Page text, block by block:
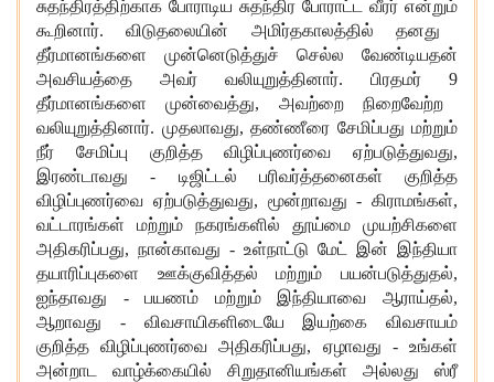
சுதந்திரத்திற்காக போராடிய சுதந்திர போராட்ட வீரர் என்றும்
கூறினார். விடுதலையின் அமிர்தகாலத்தில் தனது
தீர்மானங்களை முன்னெடுத்துச் செல்ல வேண்டியதன்
அவசியத்தை அவர் வலியுறுத்தினார். பிரதமர் 9
தீர்மானங்களை முன்வைத்து, அவற்றை நிறைவேற்ற
வலியுறுத்தினார். முதலாவது, தண்ணீரை சேமிப்பது மற்றும்
நீர் சேமிப்பு குறித்த விழிப்புணர்வை ஏற்படுத்துவது,
இரண்டாவது - டிஜிட்டல் பரிவர்த்தனைகள் குறித்த
விழிப்புணர்வை ஏற்படுத்துவது, மூன்றாவது - கிராமங்கள்,
வட்டாரங்கள் மற்றும் நகரங்களில் தூய்மை முயற்சிகளை
அதிகரிப்பது, நான்காவது - உள்நாட்டு மேட் இன் இந்தியா
தயாரிப்புகளை ஊக்குவித்தல் மற்றும் பயன்படுத்துதல்,
ஐந்தாவது - பயணம் மற்றும் இந்தியாவை ஆராய்தல்,
ஆறாவது - விவசாயிகளிடையே இயற்கை விவசாயம்
குறித்த விழிப்புணர்வை அதிகரிப்பது, ஏழாவது - உங்கள்
அன்றாட வாழ்க்கையில் சிறுதானியங்கள் அல்லது ஸ்ரீ